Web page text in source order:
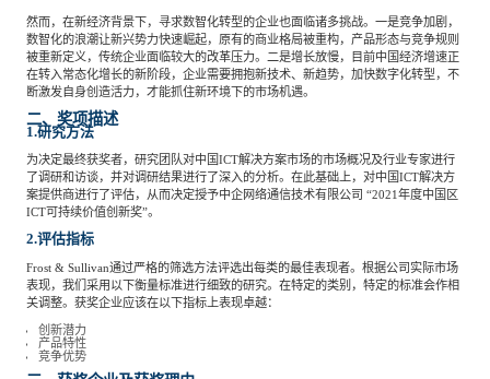
基础设施建设 环保节能科技
教育与培训 航运及港口
母婴
园林绿化
然而，在新经济背景下，寻求数智化转型的企业也面临诸多挑战。一是竞争加剧，
数智化的浪潮让新兴势力快速崛起，原有的商业格局被重构，产品形态与竞争规则
被重新定义，传统企业面临较大的改革压力。二是增长放慢，目前中国经济增速正
在转入常态化增长的新阶段，企业需要拥抱新技术、新趋势，加快数字化转型，不
断激发自身创造活力，才能抓住新环境下的市场机遇。
二、奖项描述
1.研究方法
为决定最终获奖者，研究团队对中国ICT解决方案市场的市场概况及行业专家进行
了调研和访谈，并对调研结果进行了深入的分析。在此基础上，对中国ICT解决方
案提供商进行了评估，从而决定授予中企网络通信技术有限公司 “2021年度中国区
ICT可持续价值创新奖”。
2.评估指标
Frost & Sullivan通过严格的筛选方法评选出每类的最佳表现者。根据公司实际市场
表现，我们采用以下衡量标准进行细致的研究。在特定的类别，特定的标准会作相
关调整。获奖企业应该在以下指标上表现卓越：
创新潜力
产品特性
竞争优势